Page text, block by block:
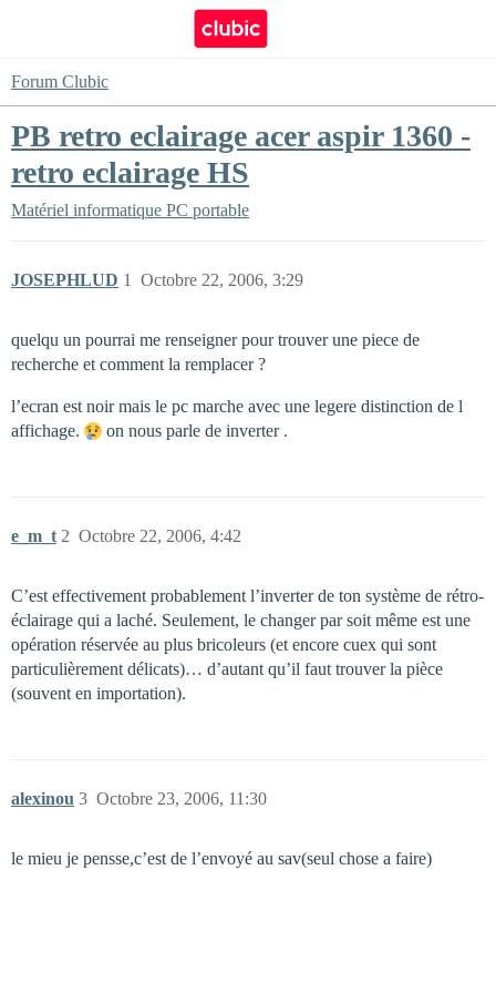
Forum Clubic
PB retro eclairage acer aspir 1360 -
retro eclairage HS
Matériel informatique PC portable
JOSEPHLUD Octobre 22, 2006, 3:29
1
quelqu un pourrai me renseigner pour trouver une piece de
recherche et comment la remplacer ?
l’ecran est noir mais le pc marche avec une legere distinction de l
affichage.
on nous parle de inverter .
e_m_t Octobre 22, 2006, 4:42
2
C’est effectivement probablement l’inverter de ton système de rétro-
éclairage qui a laché. Seulement, le changer par soit même est une
opération réservée au plus bricoleurs (et encore cuex qui sont
particulièrement délicats)… d’autant qu’il faut trouver la pièce
(souvent en importation).
alexinou Octobre 23, 2006, 11:30
3
le mieu je pensse,c’est de l’envoyé au sav(seul chose a faire)